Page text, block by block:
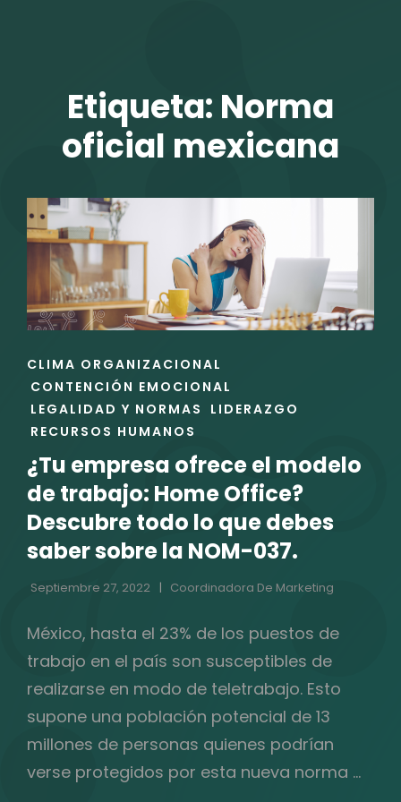
Etiqueta: Norma
oficial mexicana
ENLACES
DE
LAS
CATEGORÍAS
CLIMA ORGANIZACIONAL
CONTENCIÓN EMOCIONAL
LEGALIDAD Y NORMAS
LIDERAZGO
RECURSOS HUMANOS
¿Tu empresa ofrece el modelo
de trabajo: Home Office?
Descubre todo lo que debes
saber sobre la NOM-037.
Septiembre 27, 2022 Coordinadora De Marketing
México, hasta el 23% de los puestos de
trabajo en el país son susceptibles de
realizarse en modo de teletrabajo. Esto
supone una población potencial de 13
millones de personas quienes podrían
verse protegidos por esta nueva norma …